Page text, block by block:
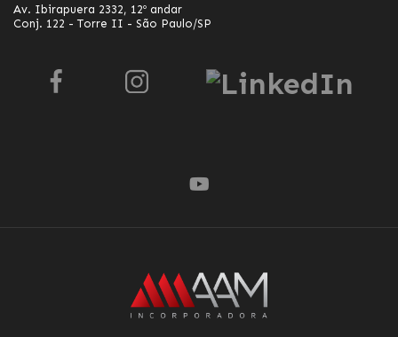
Av. Ibirapuera 2332, 12º andar
Conj. 122 - Torre II - São Paulo/SP